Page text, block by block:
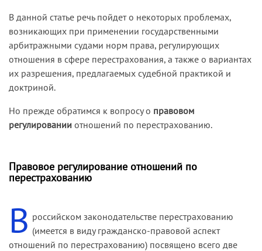
В данной статье речь пойдет о некоторых проблемах,
возникающих при применении государственными
арбитражными судами норм права, регулирующих
отношения в сфере перестрахования, а также о вариантах
их разрешения, предлагаемых судебной практикой и
доктриной.
Но прежде обратимся к вопросу о правовом
регулировании отношений по перестрахованию.
Правовое регулирование отношений по
перестрахованию
В российском законодательстве перестрахованию
(имеется в виду гражданско-правовой аспект
отношений по перестрахованию) посвящено всего две